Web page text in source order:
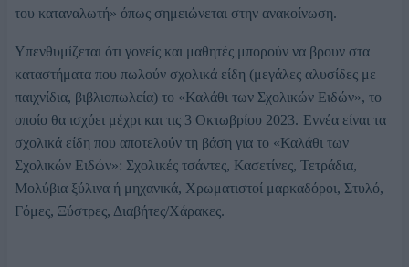
του καταναλωτή» όπως σημειώνεται στην ανακοίνωση.
Υπενθυμίζεται ότι γονείς και μαθητές μπορούν να βρουν στα
καταστήματα που πωλούν σχολικά είδη (μεγάλες αλυσίδες με
παιχνίδια, βιβλιοπωλεία) το «Καλάθι των Σχολικών Ειδών», το
οποίο θα ισχύει μέχρι και τις 3 Οκτωβρίου 2023. Εννέα είναι τα
σχολικά είδη που αποτελούν τη βάση για το «Καλάθι των
Σχολικών Ειδών»: Σχολικές τσάντες, Κασετίνες, Τετράδια,
Μολύβια ξύλινα ή μηχανικά, Χρωματιστοί μαρκαδόροι, Στυλό,
Γόμες, Ξύστρες, Διαβήτες/Χάρακες.